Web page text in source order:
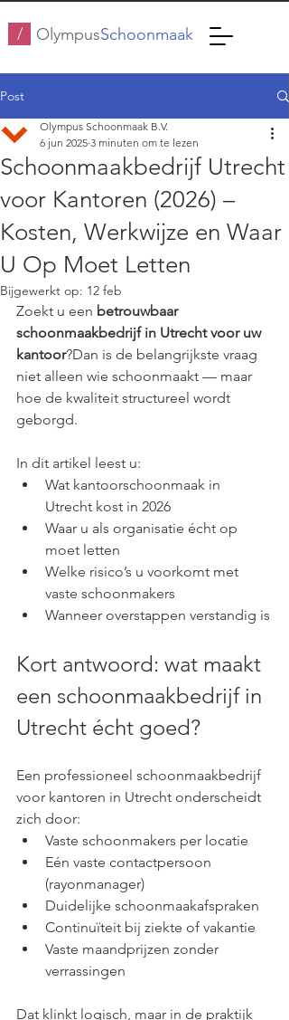
/ OlympusSchoonmaak
Post
Schoonmaakbedrijf Utrecht
voor Kantoren (2026) –
Kosten, Werkwijze en Waar
U Op Moet Letten
Olympus Schoonmaak B.V.
6 jun 2025 3 minuten om te lezen
Bijgewerkt op: 12 feb
Zoekt u een betrouwbaar
schoonmaakbedrijf in Utrecht voor uw
kantoor?Dan is de belangrijkste vraag
niet alleen wie schoonmaakt — maar
hoe de kwaliteit structureel wordt
geborgd.
In dit artikel leest u:
Wat kantoorschoonmaak in
Utrecht kost in 2026
Waar u als organisatie écht op
moet letten
Welke risico’s u voorkomt met
vaste schoonmakers
Wanneer overstappen verstandig is
Kort antwoord: wat maakt
een schoonmaakbedrijf in
Utrecht écht goed?
Een professioneel schoonmaakbedrijf
voor kantoren in Utrecht onderscheidt
zich door:
Vaste schoonmakers per locatie
Eén vaste contactpersoon
(rayonmanager)
Duidelijke schoonmaakafspraken
Continuïteit bij ziekte of vakantie
Vaste maandprijzen zonder
verrassingen
Dat klinkt logisch, maar in de praktijk